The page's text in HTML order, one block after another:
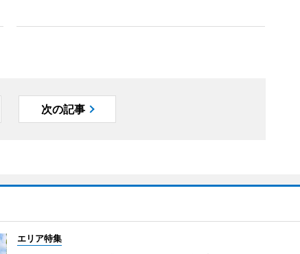
次の記事
エリア特集